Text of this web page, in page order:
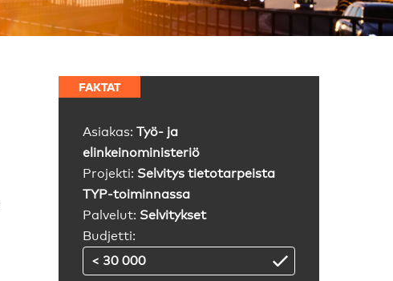
FAKTAT
Asiakas:Työ- ja
elinkeinoministeriö
Projekti: Selvitys tietotarpeista
TYP-toiminnassa
Palvelut: Selvitykset
Budjetti:
< 30 000